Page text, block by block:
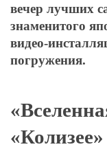
вечер лучших
знаменитого
видео-
погружения.
«Колизее»